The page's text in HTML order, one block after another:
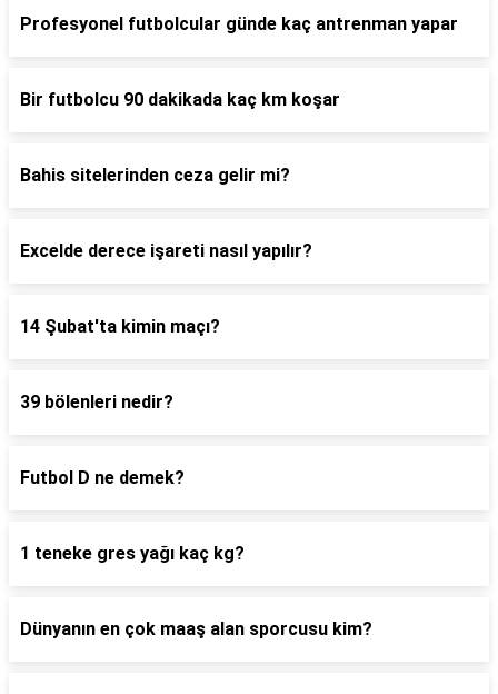
Profesyonel futbolcular günde kaç antrenman yapar
Bir futbolcu 90 dakikada kaç km koşar
Bahis sitelerinden ceza gelir mi?
Excelde derece işareti nasıl yapılır?
14 Şubat'ta kimin maçı?
39 bölenleri nedir?
Futbol D ne demek?
1 teneke gres yağı kaç kg?
Dünyanın en çok maaş alan sporcusu kim?